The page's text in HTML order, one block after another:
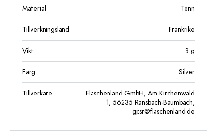
Material Tenn
Tillverkningsland Frankrike
Vikt 3 g
Färg Silver
Tillverkare
Flaschenland GmbH, Am Kirchenwald
1, 56235 Ransbach-Baumbach,
gpsr@flaschenland.de